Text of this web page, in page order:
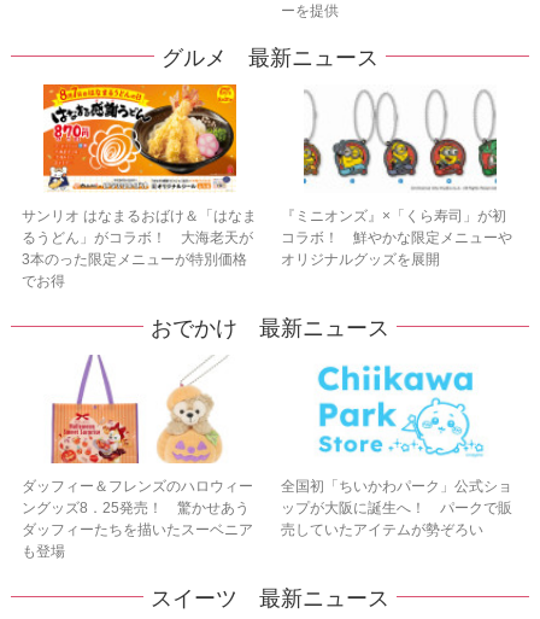
ーを提供
グルメ 最新ニュース
サンリオ はなまるおばけ＆「はなま
るうどん」がコラボ！ 大海老天が
3本のった限定メニューが特別価格
でお得
『ミニオンズ』×「くら寿司」が初
コラボ！ 鮮やかな限定メニューや
オリジナルグッズを展開
おでかけ 最新ニュース
ダッフィー＆フレンズのハロウィー
ングッズ8．25発売！ 驚かせあう
ダッフィーたちを描いたスーベニア
も登場
全国初「ちいかわパーク」公式ショ
ップが大阪に誕生へ！ パークで販
売していたアイテムが勢ぞろい
スイーツ 最新ニュース